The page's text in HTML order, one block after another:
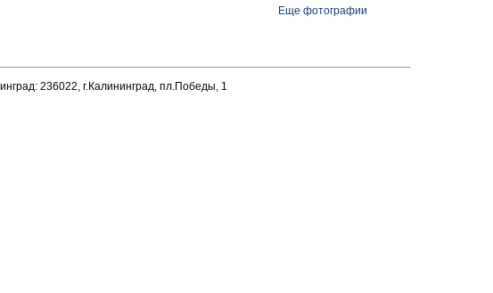
Еще фотографии
236022, г.Калининград, пл.Победы, 1